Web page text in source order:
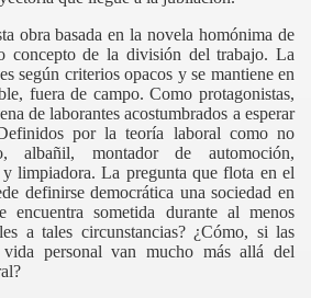
obra basada en la novela homónima de
concepto de la división del trabajo. La
según criterios opacos y se mantiene en
fuera de campo. Como protagonistas,
de laborantes acostumbrados a esperar
por la teoría laboral como no
albañil, montador de automoción,
y limpiadora. La pregunta que flota en el
definirse democrática una sociedad en
encuentra sometida durante al menos
a tales circunstancias? ¿Cómo, si las
vida personal van mucho más allá del